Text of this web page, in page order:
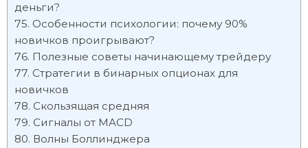
деньги?
Особенности психологии: почему 90%
новичков проигрывают?
Полезные советы начинающему трейдеру
Стратегии в бинарных опционах для
новичков
Скользящая средняя
Сигналы от MACD
Волны Боллинджера